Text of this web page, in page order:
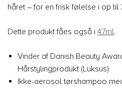
håret – for en frisk følelse i op til
Dette produkt fåes også i 47ml.
Vinder af Danish Beauty
Hårstylingprodukt (Luksus)
Ikke-aerosol tørshampoo